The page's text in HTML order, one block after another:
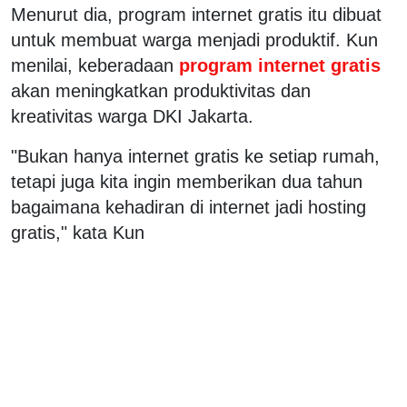
Menurut dia, program internet gratis itu dibuat
untuk membuat warga menjadi produktif. Kun
menilai, keberadaan program internet gratis
akan meningkatkan produktivitas dan
kreativitas warga DKI Jakarta.
"Bukan hanya internet gratis ke setiap rumah,
tetapi juga kita ingin memberikan dua tahun
bagaimana kehadiran di internet jadi hosting
gratis," kata Kun